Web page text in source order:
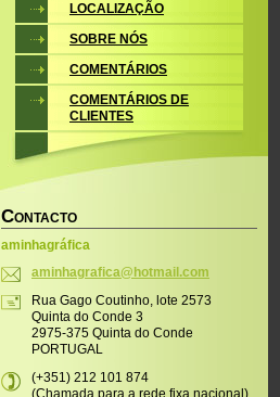
LOCALIZAÇÃO
SOBRE NÓS
COMENTÁRIOS
COMENTÁRIOS DE
CLIENTES
CONTACTO
aminhagráfica
aminhagrafica@hotmail.com
Rua Gago Coutinho, lote 2573
Quinta do Conde 3
2975-375 Quinta do Conde
PORTUGAL
(+351) 212 101 874
(Chamada para a rede fixa nacional)